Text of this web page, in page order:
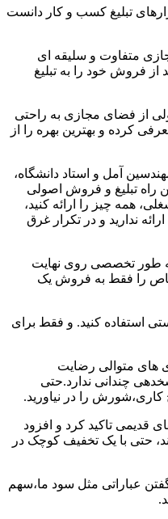
تبلیغ کسب و کار دانست
متفاوت و سلیقه ای
فروش خود را به تبلیغ
از فضای مجازی به راحتی
کرده و بهترین بهره را از
آمل و استاد دانشگاه،
تبلیغ و فروش اصولی
همه چیز را ارائه کنید،
ندارید و در تکرار غرق
طور تخصصی روی نهایت
را فقط به فروش یک
استفاده کنید. و فقط برای
های متوالی رضایت
چندانی ندارد.حتی
کاری،شورش را در نیاورید.
قدیمی تاکید کرد و افزود
حتی با یک تخفیف کوچک در
عباراتی مثل سود ما،سهم